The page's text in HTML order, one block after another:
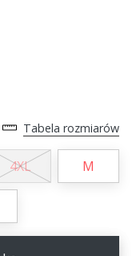
Tabela rozmiarów
4XL M